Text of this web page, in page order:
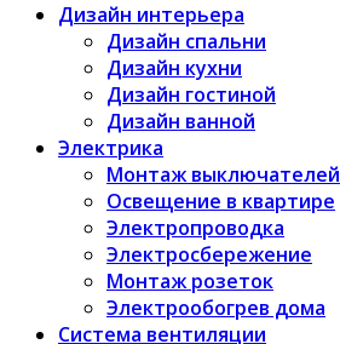
Дизайн интерьера
Дизайн спальни
Дизайн кухни
Дизайн гостиной
Дизайн ванной
Электрика
Монтаж выключателей
Освещение в квартире
Электропроводка
Электросбережение
Монтаж розеток
Электрообогрев дома
Система вентиляции